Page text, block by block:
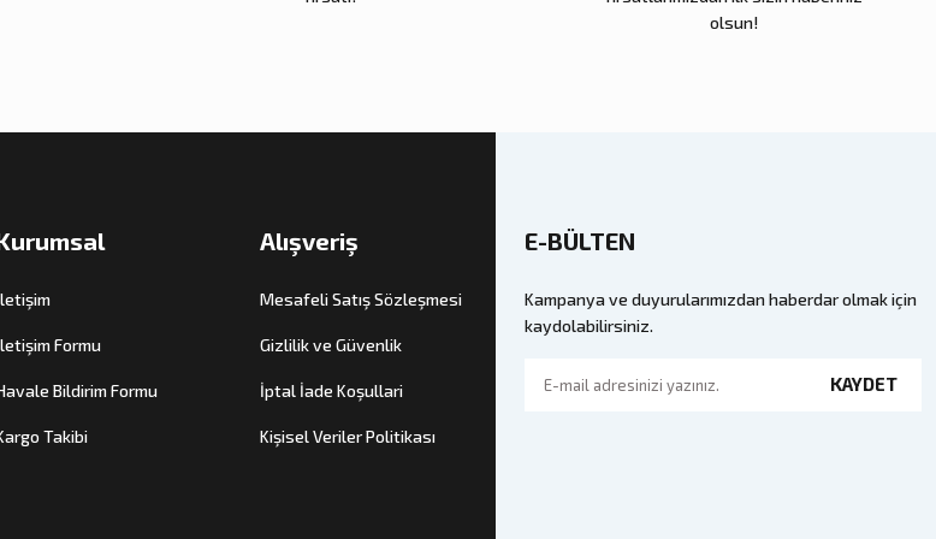
olsun!
Formu
Bildirim Formu
Takibi
Alışveriş
Mesafeli Satış Sözleşmesi
Gizlilik ve Güvenlik
İptal İade Koşullari
Kişisel Veriler Politikası
E-BÜLTEN
Kampanya ve duyurularımızdan haberdar olmak için
kaydolabilirsiniz.
KAYDET